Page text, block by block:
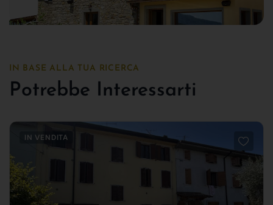
IN BASE ALLA TUA RICERCA
Potrebbe Interessarti
IN VENDITA